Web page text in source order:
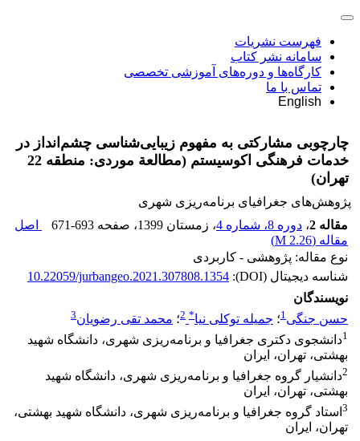
فهرست نشریات
سامانه نشر کتاب
کارگاه‌ها و دوره‌های آموزشی تخصصی
تماس با ما
English
چارچوبی مشارکتی به مفهوم زیبایی‌شناسی چشم‌انداز در
خدمات فرهنگی اکوسیستم (مطالعة موردی: منطقه 22
تهران)
پژوهش‌های جغرافیای برنامه‌ریزی شهری
مقاله 2
، دوره 8، شماره 4 ، زمستان 1399 ، صفحه 671-693
اصل
مقاله (2.26 M
)
نوع مقاله: پژوهشی - کاربردی
شناسه دیجیتال (DOI):
10.22059/jurbangeo.2021.307808.1354
نویسندگان
حسن جنگی1؛ جمیله توکلی نیا*
2؛ محمد تقی رضویان3
1دانشجوی دکتری جغرافیا و برنامه‌ریزی شهری، دانشگاه شهید
بهشتی، تهران، ایران
2دانشیار گروه جغرافیا و برنامه‌ریزی شهری، دانشگاه شهید
بهشتی، تهران، ایران
3 استاد گروه جغرافیا و برنامه‌ریزی شهری، دانشگاه شهید بهشتی،
تهران، ایران